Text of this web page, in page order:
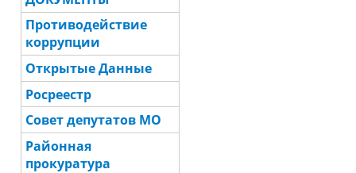
Противодействие
коррупции
Открытые Данные
Росреестр
Совет депутатов МО
Районная
прокуратура